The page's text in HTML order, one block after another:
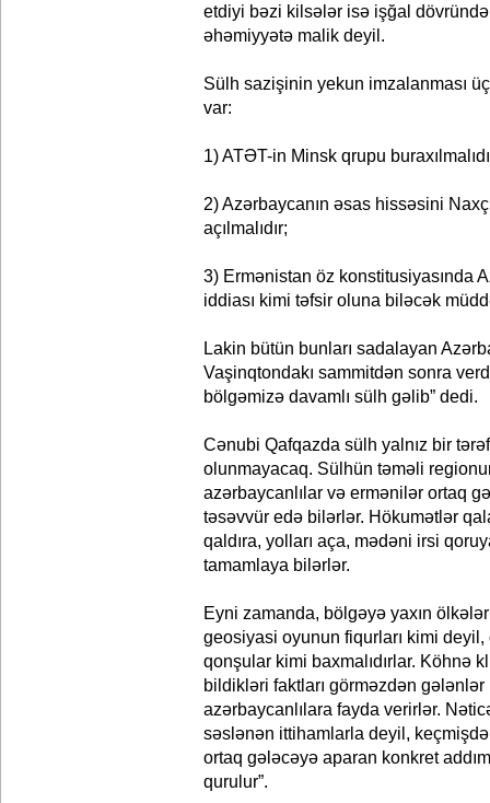
etdiyi bəzi kilsələr isə işğal
əhəmiyyətə malik deyil.
Sülh sazişinin yekun imzalanması
var:
1) ATƏT-in Minsk qrupu
2) Azərbaycanın əsas hissəsini
açılmalıdır;
3) Ermənistan öz konstitusiyasında
iddiası kimi təfsir oluna biləcək
Lakin bütün bunları sadalayan
Vaşinqtondakı sammitdən sonra
bölgəmizə davamlı sülh gəlib” dedi.
Cənubi Qafqazda sülh yalnız bir
olunmayacaq. Sülhün təməli
azərbaycanlılar və ermənilər ortaq
təsəvvür edə bilərlər. Hökumətlər
qaldıra, yolları aça, mədəni irsi
tamamlaya bilərlər.
Eyni zamanda, bölgəyə yaxın
geosiyasi oyunun fiqurları kimi
qonşular kimi baxmalıdırlar. Köhnə
bildikləri faktları görməzdən
azərbaycanlılara fayda verirlər.
səslənən ittihamlarla deyil,
ortaq gələcəyə aparan konkret
qurulur”.